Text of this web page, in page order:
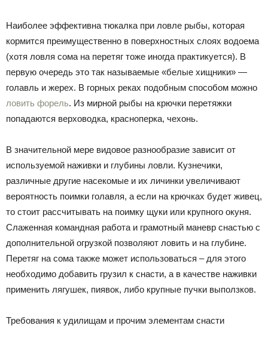
Наиболее эффективна тюкалка при ловле рыбы, которая
кормится преимущественно в поверхностных слоях водоема
(хотя ловля сома на перетяг тоже иногда практикуется). В
первую очередь это так называемые «белые хищники» —
голавль и жерех. В горных реках подобным способом можно
ловить форель. Из мирной рыбы на крючки перетяжки
попадаются верховодка, красноперка, чехонь.
В значительной мере видовое разнообразие зависит от
используемой наживки и глубины ловли. Кузнечики,
различные другие насекомые и их личинки увеличивают
вероятность поимки голавля, а если на крючках будет живец,
то стоит рассчитывать на поимку щуки или крупного окуня.
Слаженная командная работа и грамотный маневр снастью с
дополнительной огрузкой позволяют ловить и на глубине.
Перетяг на сома также может использоваться – для этого
необходимо добавить грузил к снасти, а в качестве наживки
применить лягушек, пиявок, либо крупные пучки выползков.
Требования к удилищам и прочим элементам снасти